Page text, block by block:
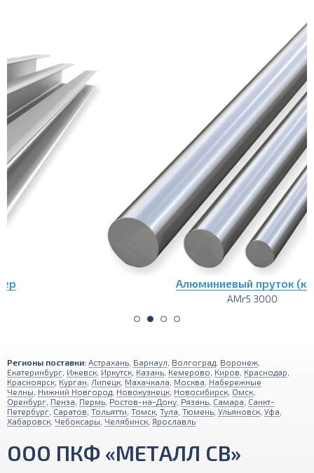
Алюминиевый пруток (круг)
Регионы поставки: Астрахань Барнаул Волгоград Воронеж
Екатеринбург Ижевск Иркутск Казань Кемерово Киров Краснодар
Красноярск Курган Липецк Махачкала Москва Набережные
Челны Нижний Новгород Новокузнецк Новосибирск Омск
Оренбург Пенза Пермь Ростов-на-Дону Рязань Самара Санкт-
Петербург Саратов Тольятти Томск Тула Тюмень Ульяновск Уфа
Хабаровск Чебоксары Челябинск Ярославль
ООО ПКФ «МЕТАЛЛ СВ»